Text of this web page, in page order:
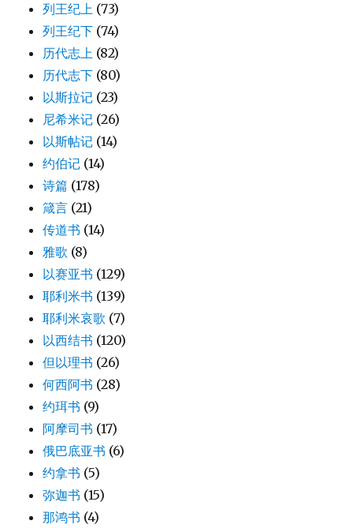
列王纪上 (73)
列王纪下 (74)
历代志上 (82)
历代志下 (80)
以斯拉记 (23)
尼希米记 (26)
以斯帖记 (14)
约伯记 (14)
诗篇 (178)
箴言 (21)
传道书 (14)
雅歌 (8)
以赛亚书 (129)
耶利米书 (139)
耶利米哀歌 (7)
以西结书 (120)
但以理书 (26)
何西阿书 (28)
约珥书 (9)
阿摩司书 (17)
俄巴底亚书 (6)
约拿书 (5)
弥迦书 (15)
那鸿书 (4)